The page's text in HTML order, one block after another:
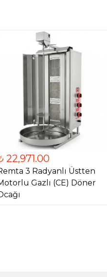
22,971.00
3 Radyanlı Üstten
Gazlı (CE) Döner